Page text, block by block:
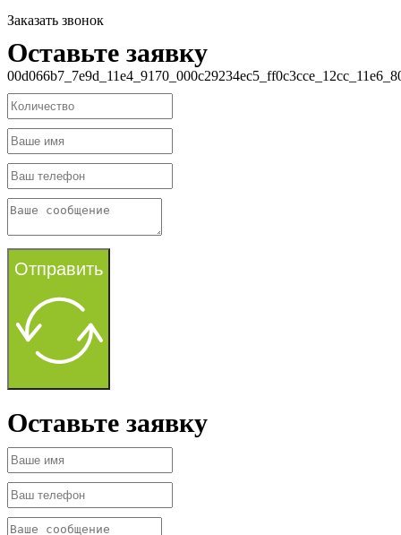
Заказать звонок
Оставьте заявку
Отправить
Оставьте заявку